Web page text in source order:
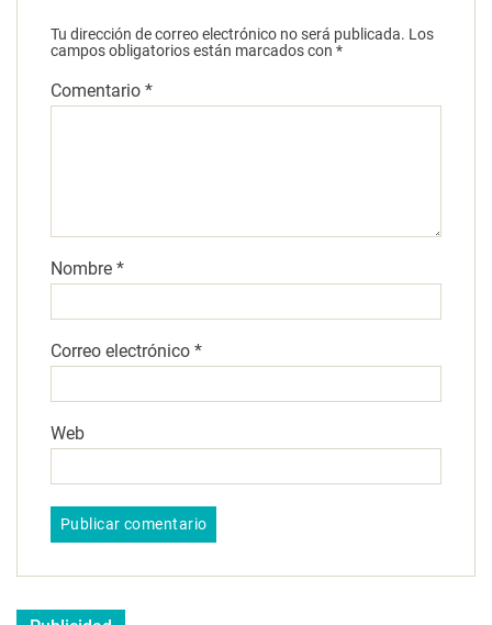
Tu dirección de correo electrónico no será publicada. Los
campos obligatorios están marcados con *
Comentario *
Nombre *
Correo electrónico *
Web